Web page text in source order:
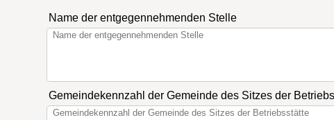
Name der entgegennehmenden Stelle
Gemeindekennzahl der Gemeinde des Sitzes der